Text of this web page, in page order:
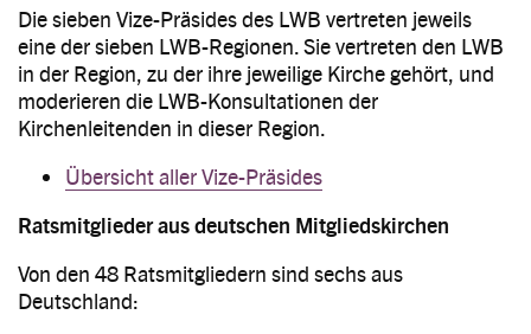
Die sieben Vize-Präsides des LWB vertreten jeweils
eine der sieben LWB-Regionen. Sie vertreten den LWB
in der Region, zu der ihre jeweilige Kirche gehört, und
moderieren die LWB-Konsultationen der
Kirchenleitenden in dieser Region.
Übersicht aller Vize-Präsides
Ratsmitglieder aus deutschen Mitgliedskirchen
Von den 48 Ratsmitgliedern sind sechs aus
Deutschland: